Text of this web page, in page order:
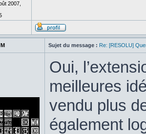
2007,
Sujet du message : Re: [RESOLU]
Oui,
meilleures
vendu plus
également